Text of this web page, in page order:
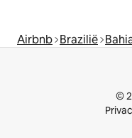
Airbnb Brazilië
©